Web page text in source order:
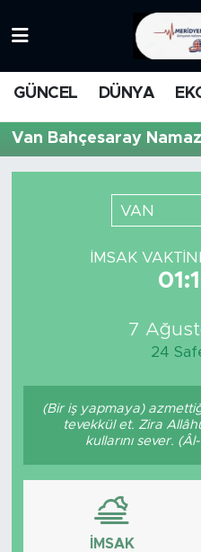
GÜNCEL DÜNYA
Van Bahçesaray
VAN
İMSAK
7
24
(Bir iş yapmaya)
tevekkül et. Zira
kullarını sever.
İMSAK
MANŞET
FİNANS
KARİKATÜR
BİLİM-TEKNOLOJİ
RÖPÖRTAJ
ANALİZ
İstanbul Namaz
Trafik Durumu
Süper Lig Puan
Son Dakika Haberleri
Haber Arşivi